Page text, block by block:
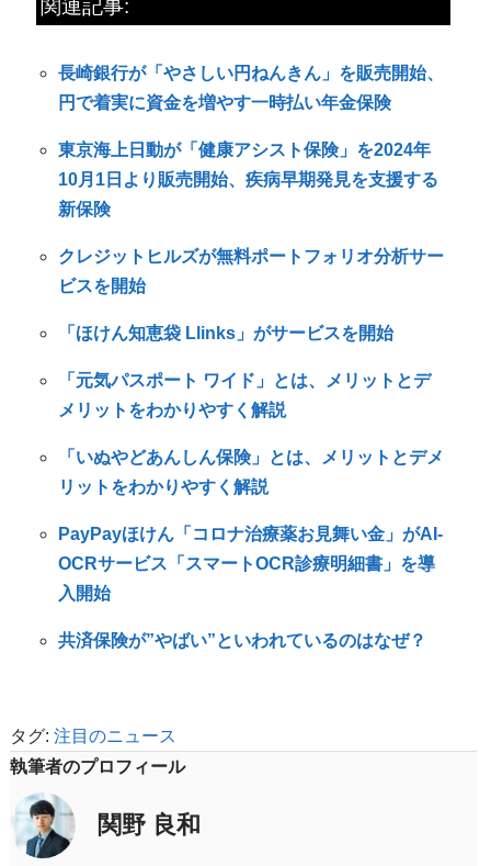
関連記事:
長崎銀行が「やさしい円ねんきん」を販売開始、
円で着実に資金を増やす一時払い年金保険
東京海上日動が「健康アシスト保険」を2024年
10月1日より販売開始、疾病早期発見を支援する
新保険
クレジットヒルズが無料ポートフォリオ分析サー
ビスを開始
「ほけん知恵袋 Llinks」がサービスを開始
「元気パスポート ワイド」とは、メリットとデ
メリットをわかりやすく解説
「いぬやどあんしん保険」とは、メリットとデメ
リットをわかりやすく解説
PayPayほけん「コロナ治療薬お見舞い金」がAI-
OCRサービス「スマートOCR診療明細書」を導
入開始
共済保険が”やばい”といわれているのはなぜ？
タグ: 注目のニュース
執筆者のプロフィール
関野 良和